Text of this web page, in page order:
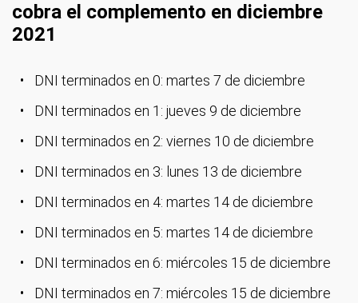
cobra el complemento en diciembre
2021
DNI terminados en 0: martes 7 de diciembre
DNI terminados en 1: jueves 9 de diciembre
DNI terminados en 2: viernes 10 de diciembre
DNI terminados en 3: lunes 13 de diciembre
DNI terminados en 4: martes 14 de diciembre
DNI terminados en 5: martes 14 de diciembre
DNI terminados en 6: miércoles 15 de diciembre
DNI terminados en 7: miércoles 15 de diciembre